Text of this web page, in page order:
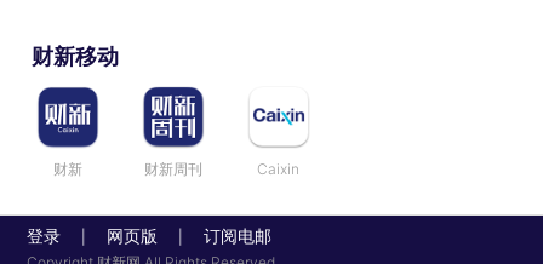
财新移动
财新 财新周刊 Caixin
登录 网页版 订阅电邮